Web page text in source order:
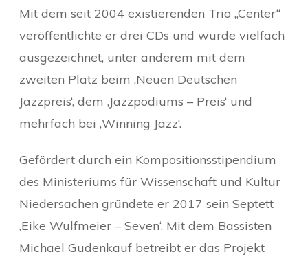
Mit dem seit 2004 existierenden Trio „Center“
veröffentlichte er drei CDs und wurde vielfach
ausgezeichnet, unter anderem mit dem
zweiten Platz beim ‚Neuen Deutschen
Jazzpreis‘, dem ‚Jazzpodiums – Preis‘ und
mehrfach bei ‚Winning Jazz‘.
Gefördert durch ein Kompositionsstipendium
des Ministeriums für Wissenschaft und Kultur
Niedersachen gründete er 2017 sein Septett
‚Eike Wulfmeier – Seven‘. Mit dem Bassisten
Michael Gudenkauf betreibt er das Projekt